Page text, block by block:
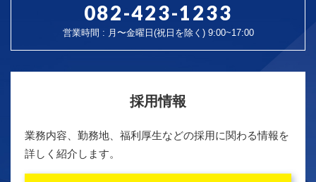
082-423-1233
営業時間 : 月〜金曜日(祝日を除く) 9:00~17:00
採用情報
業務内容、勤務地、福利厚生などの採用に関わる情報を
詳しく紹介します。